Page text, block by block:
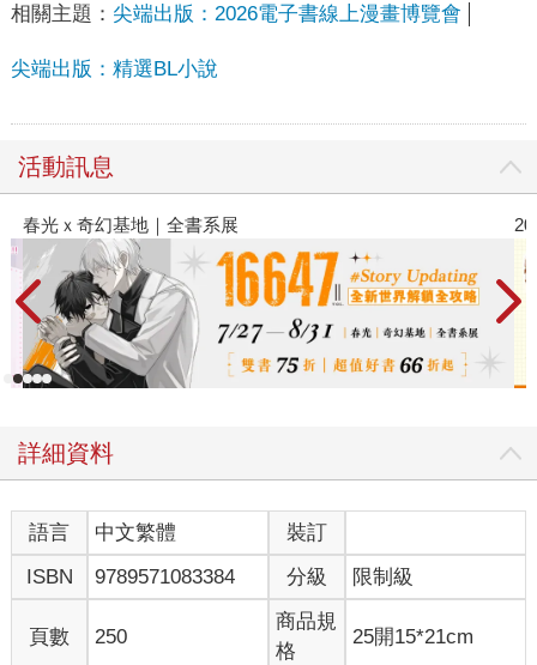
相關主題： 尖端出版：2026電子書線上漫畫博覽會
尖端出版：精選BL小說
活動訊息
地｜全書系展 2026金石堂暑假
詳細資料
語言 中文繁體
裝訂
ISBN
9789571083384 分級 限制級
頁數 250
商品規
格
25開15*21cm